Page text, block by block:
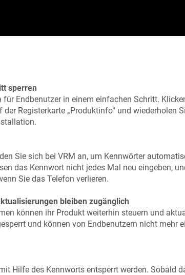
sperren
Endbenutzer in einem einfachen Schritt.
der Registerkarte „Produktinfo“ und wiederholen
Sie sich bei VRM an, um Kennwörter
das Kennwort nicht jedes Mal neu eingeben,
Sie das Telefon verlieren.
bleiben zugänglich
können ihr Produkt weiterhin steuern und
und können von Endbenutzern nicht mehr
Hilfe des Kennworts entsperrt werden. Sobald